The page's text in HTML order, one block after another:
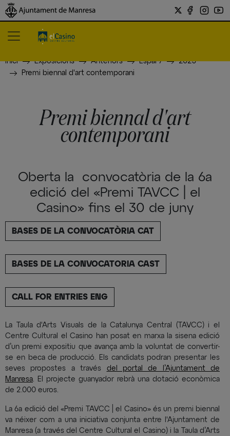
Inici Exposicions Anteriors Espai 7
2023
Premi biennal d'art contemporani
Premi biennal d'art
contemporani
Oberta la convocatòria de la 6a
edició del «Premi TAVCC | el
Casino» fins el 30 de juny
BASES DE LA CONVOCATÒRIA CAT
BASES DE LA CONVOCATORIA CAST
CALL FOR ENTRIES ENG
La Taula d'Arts Visuals de la Catalunya Central (TAVCC) i el
Centre Cultural el Casino han posat en marxa la sisena edició
d’un premi expositiu que avança amb la voluntat de convertir-
se en beca de producció. Els candidats podran presentar les
seves propostes a través del portal de l’Ajuntament de
Manresa. El projecte guanyador rebrà una dotació econòmica
de 2.000 euros.
La 6a edició del «Premi TAVCC | el Casino» és un premi biennal
va néixer com a una iniciativa conjunta entre l'Ajuntament de
Manresa (a través del Centre Cultural el Casino) i la Taula d’Arts